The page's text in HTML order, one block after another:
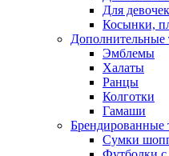
Для девочек
Косынки,
Дополнительные
Эмблемы
Халаты
Ранцы
Колготки
Гамаши
Брендированные
Сумки